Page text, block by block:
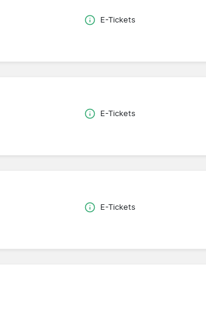
E-Tickets
E-Tickets
E-Tickets